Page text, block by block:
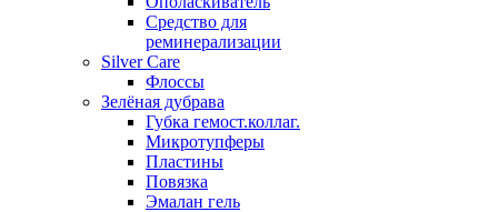
Средство для
реминерализации
Silver Care
Флоссы
Зелёная дубрава
Губка гемост.коллаг.
Микротупферы
Пластины
Повязка
Эмалан гель